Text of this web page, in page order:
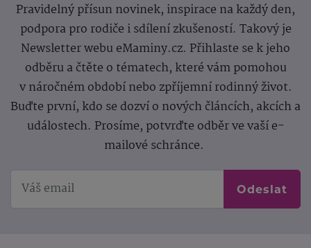
Pravidelný přísun novinek, inspirace na každý den,
podpora pro rodiče i sdílení zkušeností. Takový je
Newsletter webu eMaminy.cz. Přihlaste se k jeho
odběru a čtěte o tématech, které vám pomohou
v náročném období nebo zpříjemní rodinný život.
Buďte první, kdo se dozví o nových článcích, akcích a
událostech. Prosíme, potvrďte odběr ve vaší e-
mailové schránce.
Odeslat